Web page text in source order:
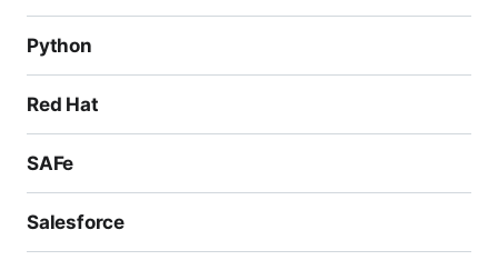
Python
Red Hat
SAFe
Salesforce